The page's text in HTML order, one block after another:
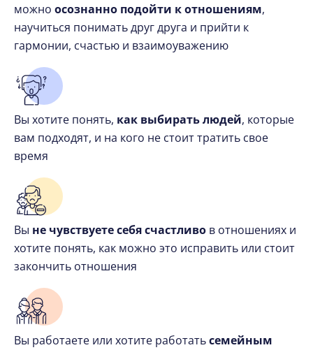
можно осознанно подойти к отношениям,
научиться понимать друг друга и прийти к
гармонии, счастью и взаимоуважению
Вы хотите понять, как выбирать людей, которые
вам подходят, и на кого не стоит тратить свое
время
Вы не чувствуете себя счастливо в отношениях и
хотите понять, как можно это исправить или стоит
закончить отношения
Вы работаете или хотите работатьсемейным